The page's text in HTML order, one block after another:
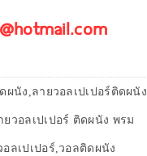
ผนัง,ลายวอลเปเปอร์ติดผนัง
ยวอลเปเปอร์ ติดผนัง พรม
ลเปเปอร์,วอลติดผนัง